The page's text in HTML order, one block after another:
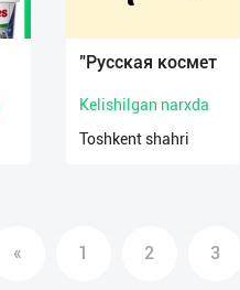
"Русская космет
Kelishilgan narxda
Toshkent shahri
« 1 2 3